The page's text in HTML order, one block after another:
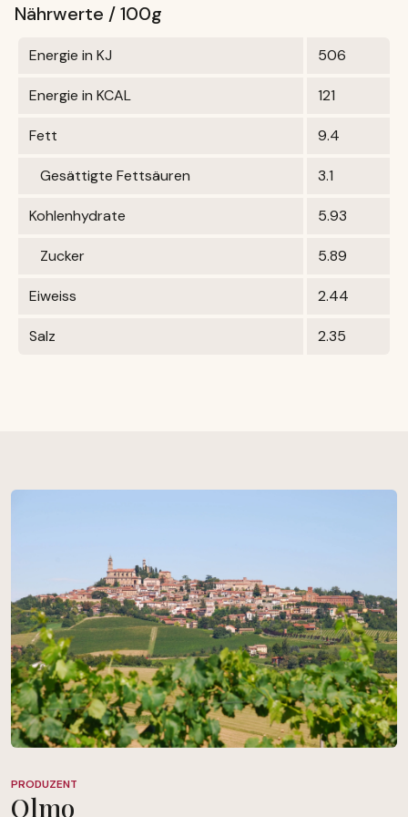
Nährwerte / 100g
Energie in KJ 506
Energie in KCAL 121
Fett 9.4
Gesättigte Fettsäuren 3.1
Kohlenhydrate 5.93
Zucker 5.89
Eiweiss 2.44
Salz 2.35
PRODUZENT
Olmo